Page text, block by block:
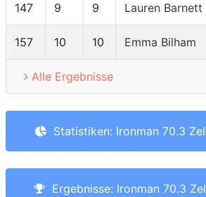
147 9 9 Lauren Barnett
157 10 10 Emma Bilham
Alle Ergebnisse
Statistiken: Ironman 70.3
Ergebnisse: Ironman 70.3